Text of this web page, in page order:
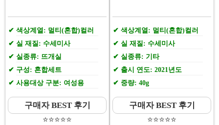
색상계열: 멀티(혼합)컬러
실 재질: 수세미사
실종류: 뜨개실
구성: 혼합세트
사용대상 구분: 여성용
구매자 BEST 후기
⭐️⭐️⭐️⭐️⭐️
색상계열: 멀티(혼합)컬러
실 재질: 수세미사
실종류: 기타
출시 연도: 2021년도
중량: 40g
구매자 BEST 후기
⭐️⭐️⭐️⭐️⭐️